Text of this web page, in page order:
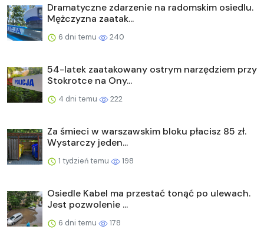
Dramatyczne zdarzenie na radomskim osiedlu.
Mężczyzna zaatak...
6 dni temu 240
54-latek zaatakowany ostrym narzędziem przy
Stokrotce na Ony...
4 dni temu 222
Za śmieci w warszawskim bloku płacisz 85 zł.
Wystarczy jeden...
1 tydzień temu 198
Osiedle Kabel ma przestać tonąć po ulewach.
Jest pozwolenie ...
6 dni temu 178